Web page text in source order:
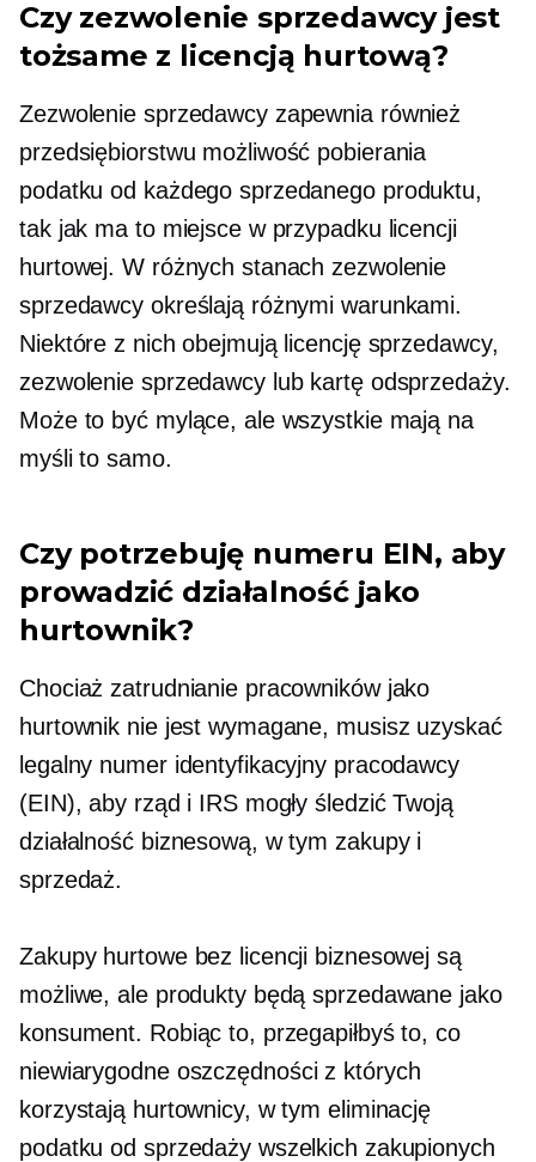
Czy zezwolenie sprzedawcy jest
tożsame z licencją hurtową?
Zezwolenie sprzedawcy zapewnia również
przedsiębiorstwu możliwość pobierania
podatku od każdego sprzedanego produktu,
tak jak ma to miejsce w przypadku licencji
hurtowej. W różnych stanach zezwolenie
sprzedawcy określają różnymi warunkami.
Niektóre z nich obejmują licencję sprzedawcy,
zezwolenie sprzedawcy lub kartę odsprzedaży.
Może to być mylące, ale wszystkie mają na
myśli to samo.
Czy potrzebuję numeru EIN, aby
prowadzić działalność jako
hurtownik?
Chociaż zatrudnianie pracowników jako
hurtownik nie jest wymagane, musisz uzyskać
legalny numer identyfikacyjny pracodawcy
(EIN), aby rząd i IRS mogły śledzić Twoją
działalność biznesową, w tym zakupy i
sprzedaż.
Zakupy hurtowe bez licencji biznesowej są
możliwe, ale produkty będą sprzedawane jako
konsument. Robiąc to, przegapiłbyś to, co
niewiarygodne oszczędnościz których
korzystają hurtownicy, w tym eliminację
podatku od sprzedaży wszelkich zakupionych